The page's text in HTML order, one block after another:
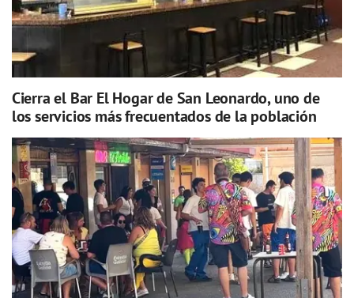
Cierra el Bar El Hogar de San Leonardo, uno de
los servicios más frecuentados de la población